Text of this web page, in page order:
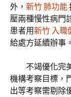
外， 新竹 肺功能
壓兩種慢性病門
患者用新竹 入職
給處方延續辦事。
不竭優化完
機構考察目標，
出等考察需剔除